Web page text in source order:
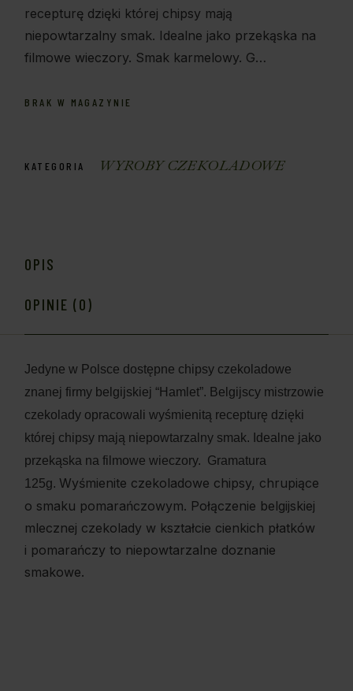
recepturę dzięki której chipsy mają
niepowtarzalny smak. Idealne jako przekąska na
filmowe wieczory. Smak karmelowy. G…
BRAK W MAGAZYNIE
KATEGORIA WYROBY CZEKOLADOWE
OPIS
OPINIE (0)
Jedyne w Polsce dostępne chipsy czekoladowe
znanej firmy belgijskiej “Hamlet”. Belgijscy mistrzowie
czekolady opracowali wyśmienitą recepturę dzięki
której chipsy mają niepowtarzalny smak. Idealne jako
przekąska na filmowe wieczory. Gramatura
125g.Wyśmienite czekoladowe chipsy, chrupiące
o smaku pomarańczowym. Połączenie belgijskiej
mlecznej czekolady w kształcie cienkich płatków
i pomarańczy to niepowtarzalne doznanie
smakowe.